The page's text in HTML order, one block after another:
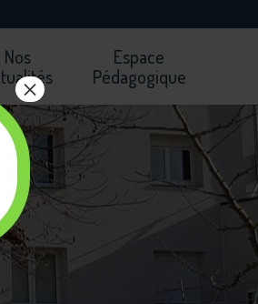
Nos
Espace
Pédagogique
×